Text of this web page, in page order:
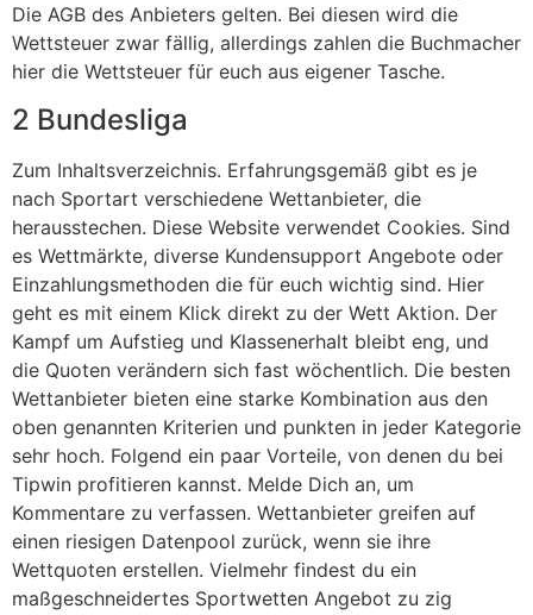
Die AGB des Anbieters gelten. Bei diesen wird die
Wettsteuer zwar fällig, allerdings zahlen die Buchmacher
hier die Wettsteuer für euch aus eigener Tasche.
2 Bundesliga
Zum Inhaltsverzeichnis. Erfahrungsgemäß gibt es je
nach Sportart verschiedene Wettanbieter, die
herausstechen. Diese Website verwendet Cookies. Sind
es Wettmärkte, diverse Kundensupport Angebote oder
Einzahlungsmethoden die für euch wichtig sind. Hier
geht es mit einem Klick direkt zu der Wett Aktion. Der
Kampf um Aufstieg und Klassenerhalt bleibt eng, und
die Quoten verändern sich fast wöchentlich. Die besten
Wettanbieter bieten eine starke Kombination aus den
oben genannten Kriterien und punkten in jeder Kategorie
sehr hoch. Folgend ein paar Vorteile, von denen du bei
Tipwin profitieren kannst. Melde Dich an, um
Kommentare zu verfassen. Wettanbieter greifen auf
einen riesigen Datenpool zurück, wenn sie ihre
Wettquoten erstellen. Vielmehr findest du ein
maßgeschneidertes Sportwetten Angebot zu zig